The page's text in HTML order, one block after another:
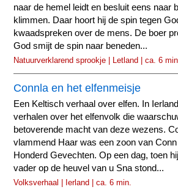
naar de hemel leidt en besluit eens naar
klimmen. Daar hoort hij de spin tegen
kwaadspreken over de mens. De boer
God smijt de spin naar beneden...
Natuurverklarend sprookje | Letland | ca. 6 min.
Connla en het elfenmeisje
Een Keltisch verhaal over elfen. In
verhalen over het elfenvolk die
betoverende macht van deze wezens.
vlammend Haar was een zoon van
Honderd Gevechten. Op een dag, toen
vader op de heuvel van u Sna stond...
Volksverhaal | Ierland | ca. 6 min.